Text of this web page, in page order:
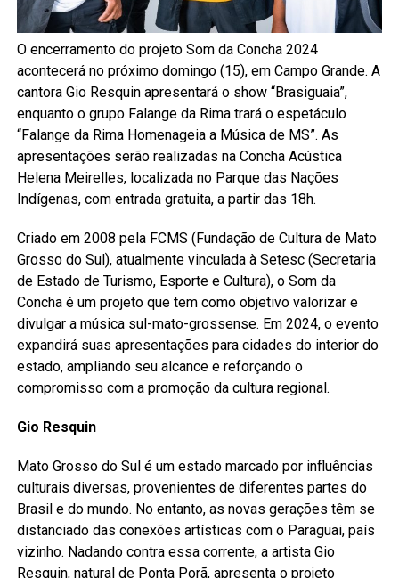
O encerramento do projeto Som da Concha 2024
acontecerá no próximo domingo (15), em Campo Grande. A
cantora Gio Resquin apresentará o show “Brasiguaia”,
enquanto o grupo Falange da Rima trará o espetáculo
“Falange da Rima Homenageia a Música de MS”. As
apresentações serão realizadas na Concha Acústica
Helena Meirelles, localizada no Parque das Nações
Indígenas, com entrada gratuita, a partir das 18h.
Criado em 2008 pela FCMS (Fundação de Cultura de Mato
Grosso do Sul), atualmente vinculada à Setesc (Secretaria
de Estado de Turismo, Esporte e Cultura), o Som da
Concha é um projeto que tem como objetivo valorizar e
divulgar a música sul-mato-grossense. Em 2024, o evento
expandirá suas apresentações para cidades do interior do
estado, ampliando seu alcance e reforçando o
compromisso com a promoção da cultura regional.
Gio Resquin
Mato Grosso do Sul é um estado marcado por influências
culturais diversas, provenientes de diferentes partes do
Brasil e do mundo. No entanto, as novas gerações têm se
distanciado das conexões artísticas com o Paraguai, país
vizinho. Nadando contra essa corrente, a artista Gio
Resquin, natural de Ponta Porã, apresenta o projeto